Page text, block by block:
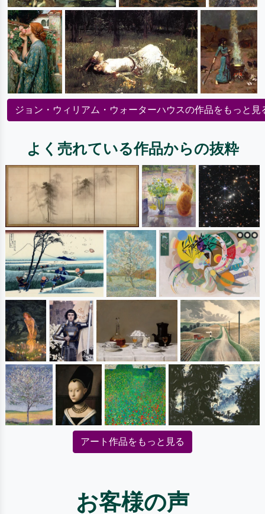
ジョン・ウィリアム・ウォーターハウスの作品をもっと見
よく売れている作品からの抜粋
アート作品をもっと見る
お客様の声